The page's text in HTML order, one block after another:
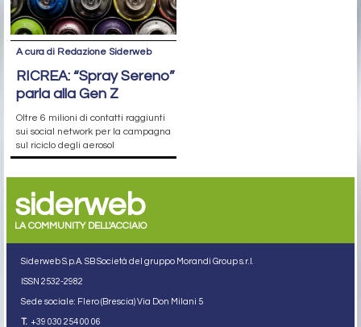
A cura di Redazione Siderweb
RICREA: “Spray Sereno”
parla alla Gen Z
Oltre 6 milioni di contatti raggiunti
sui social network per la campagna
sul riciclo degli aerosol
siderweb
LA COMMUNITY DELL'ACCIAIO
Siderweb S.p.A. SB Società del gruppo Morandi Group s.r.l.
ISSN 2532-2982
Sede sociale: Flero (Brescia) Via Don Milani 5
T. +39 030 254 00 06